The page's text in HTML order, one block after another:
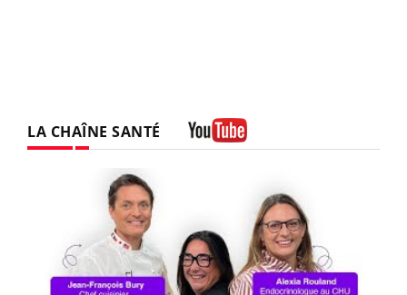
LA CHAÎNE SANTÉ